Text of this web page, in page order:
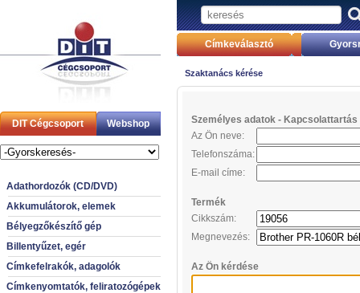
DIT Cégcsoport Webshop
Adathordozók (CD/DVD)
Akkumulátorok, elemek
Bélyegzőkészítő gép
Billentyűzet, egér
Címkefelrakók, adagolók
Címkenyomtatók, feliratozógépek
Címkeválasztó
Szaktanács kérése
Személyes adatok - Kapcsolattartás
Az Ön neve:
Telefonszáma:
E-mail címe:
Termék
Cikkszám:
Megnevezés:
Az Ön kérdése